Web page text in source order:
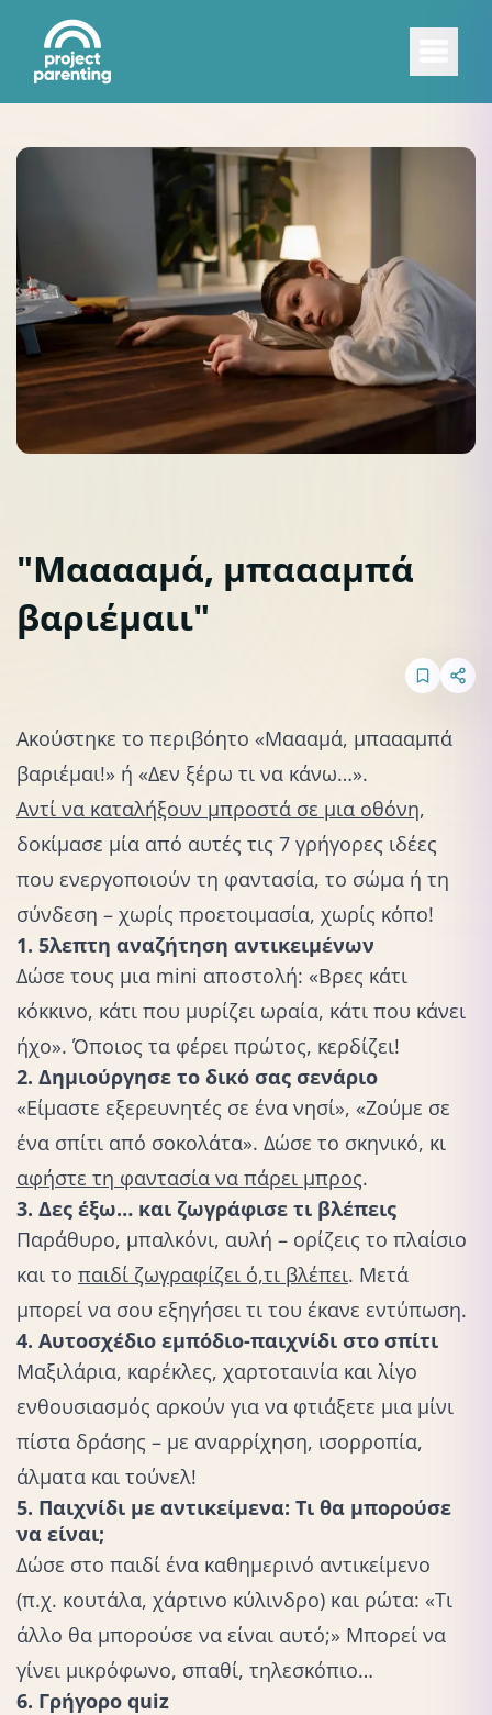
Lifestyle
"Μααααμά, μπαααμπά
βαριέμαιι"
Ακούστηκε το περιβόητο «Μαααμά, μπαααμπά
βαριέμαι!» ή «Δεν ξέρω τι να κάνω…».
Αντί να καταλήξουν μπροστά σε μια οθόνη,
δοκίμασε μία από αυτές τις 7 γρήγορες ιδέες
που ενεργοποιούν τη φαντασία, το σώμα ή τη
σύνδεση – χωρίς προετοιμασία, χωρίς κόπο!
1. 5λεπτη αναζήτηση αντικειμένων
Δώσε τους μια mini αποστολή: «Βρες κάτι
κόκκινο, κάτι που μυρίζει ωραία, κάτι που κάνει
ήχο». Όποιος τα φέρει πρώτος, κερδίζει!
2. Δημιούργησε το δικό σας σενάριο
«Είμαστε εξερευνητές σε ένα νησί», «Ζούμε σε
ένα σπίτι από σοκολάτα». Δώσε το σκηνικό, κι
αφήστε τη φαντασία να πάρει μπρος.
3. Δες έξω… και ζωγράφισε τι βλέπεις
Παράθυρο, μπαλκόνι, αυλή – ορίζεις το πλαίσιο
και το παιδί ζωγραφίζει ό,τι βλέπει. Μετά
μπορεί να σου εξηγήσει τι του έκανε εντύπωση.
4. Αυτοσχέδιο εμπόδιο-παιχνίδι στο σπίτι
Μαξιλάρια, καρέκλες, χαρτοταινία και λίγο
ενθουσιασμός αρκούν για να φτιάξετε μια μίνι
πίστα δράσης – με αναρρίχηση, ισορροπία,
άλματα και τούνελ!
5. Παιχνίδι με αντικείμενα: Τι θα μπορούσε
να είναι;
Δώσε στο παιδί ένα καθημερινό αντικείμενο
(π.χ. κουτάλα, χάρτινο κύλινδρο) και ρώτα: «Τι
άλλο θα μπορούσε να είναι αυτό;» Μπορεί να
γίνει μικρόφωνο, σπαθί, τηλεσκόπιο…
6. Γρήγορο quiz